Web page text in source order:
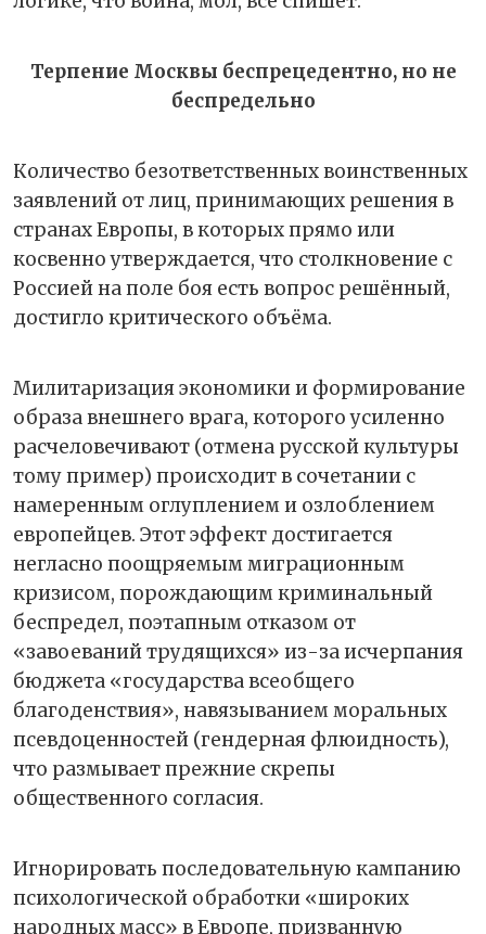
Терпение Москвы беспрецедентно, но не
беспредельно
Количество безответственных воинственных
заявлений от лиц, принимающих решения в
странах Европы, в которых прямо или
косвенно утверждается, что столкновение с
Россией на поле боя есть вопрос решённый,
достигло критического объёма.
Милитаризация экономики и формирование
образа внешнего врага, которого усиленно
расчеловечивают (отмена русской культуры
тому пример) происходит в сочетании с
намеренным оглуплением и озлоблением
европейцев. Этот эффект достигается
негласно поощряемым миграционным
кризисом, порождающим криминальный
беспредел, поэтапным отказом от
«завоеваний трудящихся» из-за исчерпания
бюджета «государства всеобщего
благоденствия», навязыванием моральных
псевдоценностей (гендерная флюидность),
что размывает прежние скрепы
общественного согласия.
Игнорировать последовательную кампанию
психологической обработки «широких
народных масс» в Европе, призванную